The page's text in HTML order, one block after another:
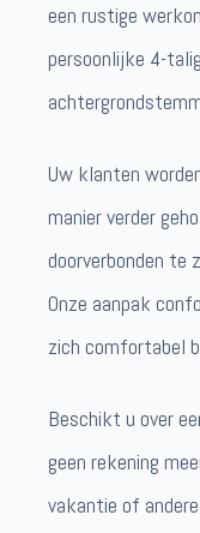
een rustige
persoonlijke 4-
Uw klanten
manier verder
doorverbonden
Onze aanpak
zich comfortabel
Beschikt u over
geen rekening
vakantie of